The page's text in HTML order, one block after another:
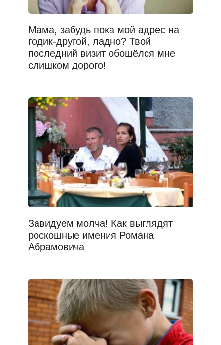
Мама, забудь пока мой адрес на
годик-другой, ладно? Твой
последний визит обошёлся мне
слишком дорого!
Завидуем молча! Как выглядят
роскошные имения Романа
Абрамовича